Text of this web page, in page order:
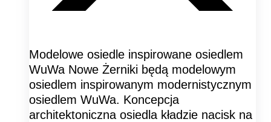
Modelowe osiedle inspirowane osiedlem
WuWa Nowe Żerniki będą modelowym
osiedlem inspirowanym modernistycznym
osiedlem WuWa. Koncepcja
architektoniczna osiedla kładzie nacisk na